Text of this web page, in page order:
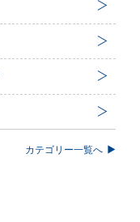
カテゴリー一覧へ